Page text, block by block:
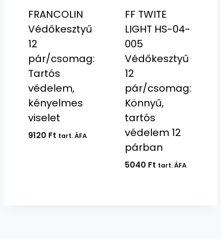
FRANCOLIN
Védőkesztyű
12
pár/csomag:
Tartós
védelem,
kényelmes
viselet
9120 Ft tart. ÁFA
FF TWITE
LIGHT HS-04-
005
Védőkesztyű
12
pár/csomag:
Könnyű,
tartós
védelem 12
párban
5040 Ft tart. ÁFA